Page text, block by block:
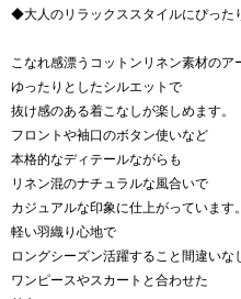
◆大人のリラックススタイルにぴった
こなれ感漂うコットンリネン素材のア
ゆったりとしたシルエットで
抜け感のある着こなしが楽しめます。
フロントや袖口のボタン使いなど
本格的なディテールながらも
リネン混のナチュラルな風合いで
カジュアルな印象に仕上がっています。
軽い羽織り心地で
ロングシーズン活躍すること間違いな
ワンピースやスカートと合わせた